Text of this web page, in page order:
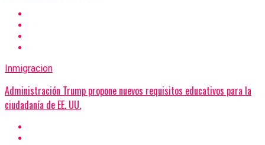
Inmigracion
Administración Trump propone nuevos requisitos educativos para la
ciudadanía de EE. UU.